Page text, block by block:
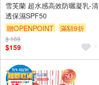
雪芙蘭 超水感高效防曬凝乳-清
透保濕SPF50
贈OPENPOINT
滿額9折
贈$200
$ 169
$159